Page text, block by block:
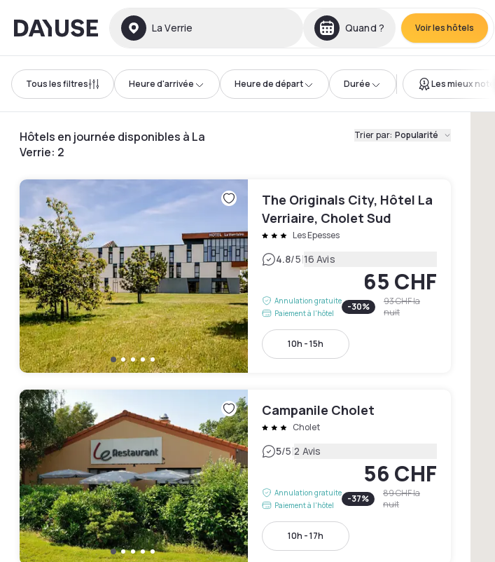
Dayuse La Verrie Quand ? Voir les hôtels
Tous les filtres Heure d'arrivée Heure de départ Durée Les mieux notés
Hôtels en journée disponibles à La
Verrie: 2
Trier par: Popularité
The Originals City, Hôtel La
Verriaire, Cholet Sud
Les Epesses
4.8/5|16 Avis
Annulation gratuite
Paiement à l'hôtel
65 CHF
-30% 93 CHFla
nuit
10h - 15h
Campanile Cholet
Cholet
5/5|2 Avis
Annulation gratuite
Paiement à l'hôtel
56 CHF
-37% 89 CHFla
nuit
10h - 17h